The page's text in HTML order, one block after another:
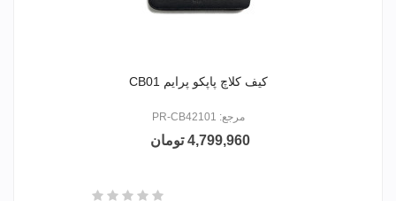
کیف کلاچ پاپکو پرایم CB01
مرجع: PR-CB42101
4,799,960 تومان